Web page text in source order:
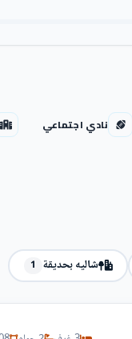
نادي اجتماعي
شاليه بحديقة 1